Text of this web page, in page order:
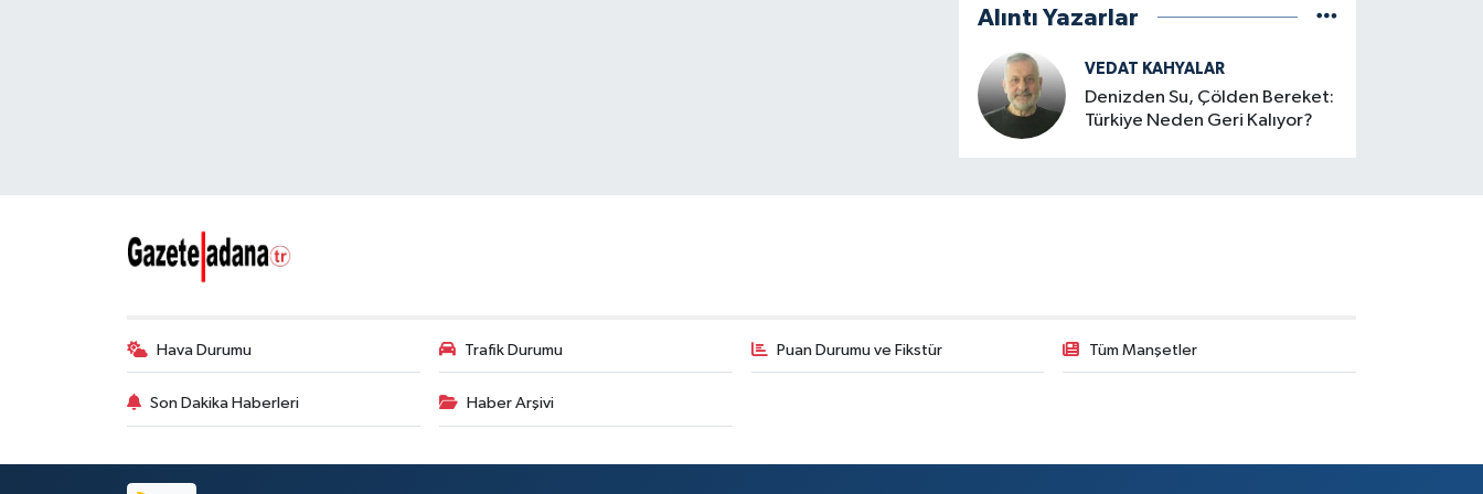
Alıntı Yazarlar
VEDAT KAHYALAR
Denizden Su, Çölden Bereket:
Türkiye Neden Geri Kalıyor?
Hava Durumu Trafik Durumu Puan Durumu ve Fikstür Tüm Manşetler
Son Dakika Haberleri Haber Arşivi